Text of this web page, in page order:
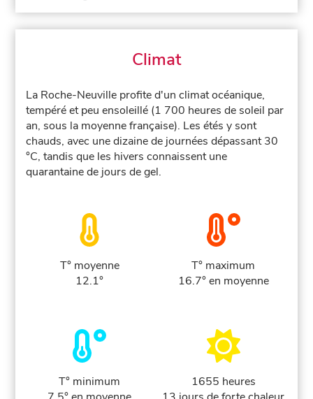
Climat
La Roche-Neuville profite d'un climat océanique,
tempéré et peu ensoleillé (1 700 heures de soleil par
an, sous la moyenne française). Les étés y sont
chauds, avec une dizaine de journées dépassant 30
°C, tandis que les hivers connaissent une
quarantaine de jours de gel.
T° moyenne
12.1°
T° maximum
16.7° en moyenne
T° minimum
1655 heures